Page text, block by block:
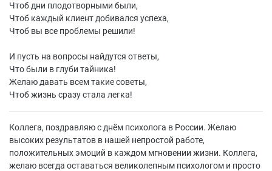
Чтоб дни плодотворными были,
Чтоб каждый клиент добивался успеха,
Чтоб вы все проблемы решили!
И пусть на вопросы найдутся ответы,
Что были в глуби тайника!
Желаю давать всем такие советы,
Чтоб жизнь сразу стала легка!
Коллега, поздравляю с днём психолога в России. Желаю
высоких результатов в нашей непростой работе,
положительных эмоций в каждом мгновении жизни. Коллега,
желаю всегда оставаться великолепным психологом и просто